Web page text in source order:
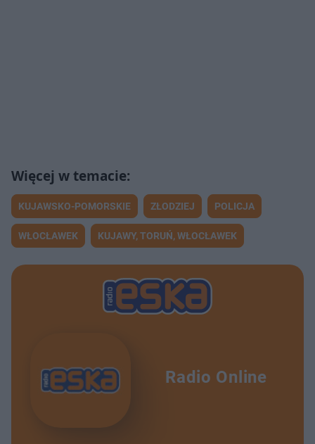
KUJAWSKO-POMORSKIE ZŁODZIEJ POLICJA
WŁOCŁAWEK KUJAWY, TORUŃ, WŁOCŁAWEK
Radio Online